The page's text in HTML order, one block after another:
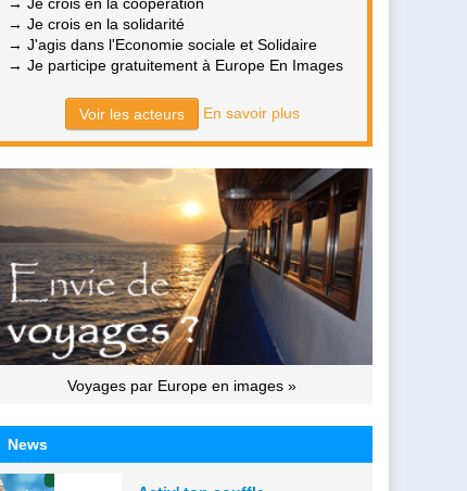
→ Je crois en la coopération
→ Je crois en la solidarité
→ J'agis dans l'Economie sociale et Solidaire
→ Je participe gratuitement à Europe En Images
Voir les acteurs En savoir plus
Voyages par Europe en images »
News